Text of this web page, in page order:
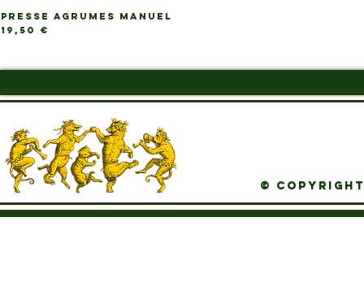
PRESSE AGRUMES MANUEL
Prix
19,50 €
© Copyright